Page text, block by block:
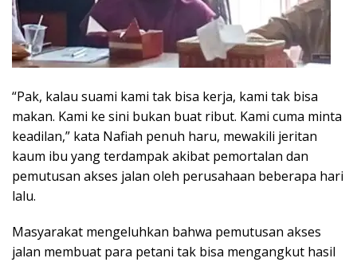
“Pak, kalau suami kami tak bisa kerja, kami tak bisa
makan. Kami ke sini bukan buat ribut. Kami cuma minta
keadilan,” kata Nafiah penuh haru, mewakili jeritan
kaum ibu yang terdampak akibat pemortalan dan
pemutusan akses jalan oleh perusahaan beberapa hari
lalu.
Masyarakat mengeluhkan bahwa pemutusan akses
jalan membuat para petani tak bisa mengangkut hasil